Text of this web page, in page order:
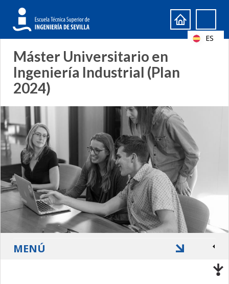
Formulario
de
búsqueda
Search
Máster Universitario en
Ingeniería Industrial (Plan
2024)
MENÚ
ES